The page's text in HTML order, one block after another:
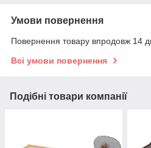
Умови повернення
Повернення товару впродовж 14
Всі умови повернення
Подібні товари компанії